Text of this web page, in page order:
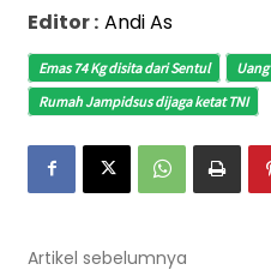
Editor : Andi As
Emas 74 Kg disita dari Sentul
Rumah Jampidsus dijaga ketat TNI
Artikel sebelumnya